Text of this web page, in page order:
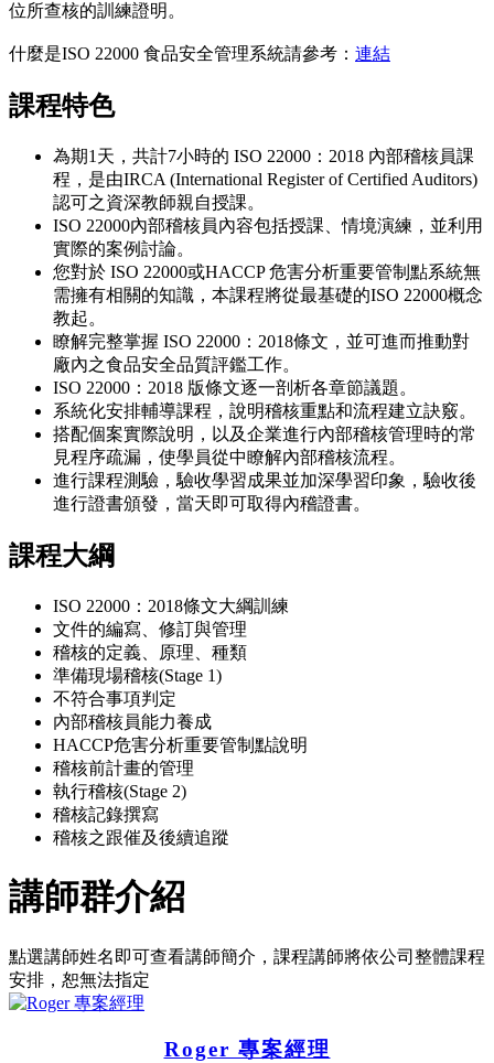
位所查核的訓練證明。
什麼是ISO 22000 食品安全管理系統請參考： 連結
課程特色
為期1天，共計7小時的 ISO 22000：2018 內部稽核員課
程，是由IRCA (International Register of Certified Auditors)
認可之資深教師親自授課。
ISO 22000內部稽核員內容包括授課、情境演練，並利用
實際的案例討論。
您對於 ISO 22000或HACCP 危害分析重要管制點系統無
需擁有相關的知識，本課程將從最基礎的ISO 22000概念
教起。
瞭解完整掌握 ISO 22000：2018條文，並可進而推動對
廠內之食品安全品質評鑑工作。
ISO 22000：2018 版條文逐一剖析各章節議題。
系統化安排輔導課程，說明稽核重點和流程建立訣竅。
搭配個案實際說明，以及企業進行內部稽核管理時的常
見程序疏漏，使學員從中瞭解內部稽核流程。
進行課程測驗，驗收學習成果並加深學習印象，驗收後
進行證書頒發，當天即可取得內稽證書。
課程大綱
ISO 22000：2018條文大綱訓練
文件的編寫、修訂與管理
稽核的定義、原理、種類
準備現場稽核(Stage 1)
不符合事項判定
內部稽核員能力養成
HACCP危害分析重要管制點說明
稽核前計畫的管理
執行稽核(Stage 2)
稽核記錄撰寫
稽核之跟催及後續追蹤
講師群介紹
點選講師姓名即可查看講師簡介，課程講師將依公司整體課程
安排，恕無法指定
Roger 專案經理